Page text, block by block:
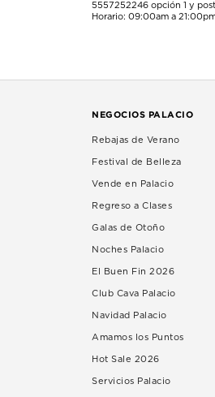
5557252246 opción 1 y
Horario: 09:00am a
NEGOCIOS PALACIO
Rebajas de Verano
Festival de Belleza
Vende en Palacio
Regreso a Clases
Galas de Otoño
Noches Palacio
El Buen Fin 2026
Club Cava Palacio
Navidad Palacio
Amamos los Puntos
Hot Sale 2026
Servicios Palacio